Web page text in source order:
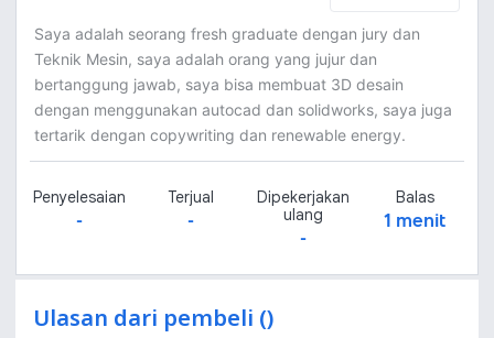
Saya adalah seorang fresh graduate dengan jury dan
Teknik Mesin, saya adalah orang yang jujur dan
bertanggung jawab, saya bisa membuat 3D desain
dengan menggunakan autocad dan solidworks, saya juga
tertarik dengan copywriting dan renewable energy.
Penyelesaian
-
Terjual
-
Dipekerjakan
ulang
-
Balas
1 menit
Ulasan dari pembeli ()